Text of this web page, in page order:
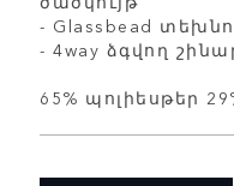
- Glassbead
- 4way ձգվող
65% պոլիեսթեր